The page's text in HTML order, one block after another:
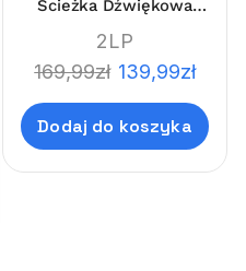
Ścieżka Dźwiękowa
LIMI'TEDE'EDITION
2LP
169,99zł 139,99zł
Dodaj do koszyka